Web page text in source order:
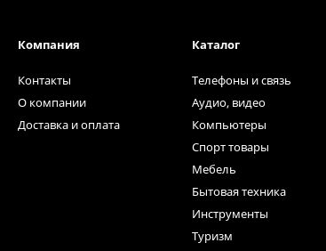
Компания
Контакты
О компании
Доставка и оплата
Каталог
Телефоны и связь
Аудио, видео
Компьютеры
Спорт товары
Мебель
Бытовая техника
Инструменты
Туризм